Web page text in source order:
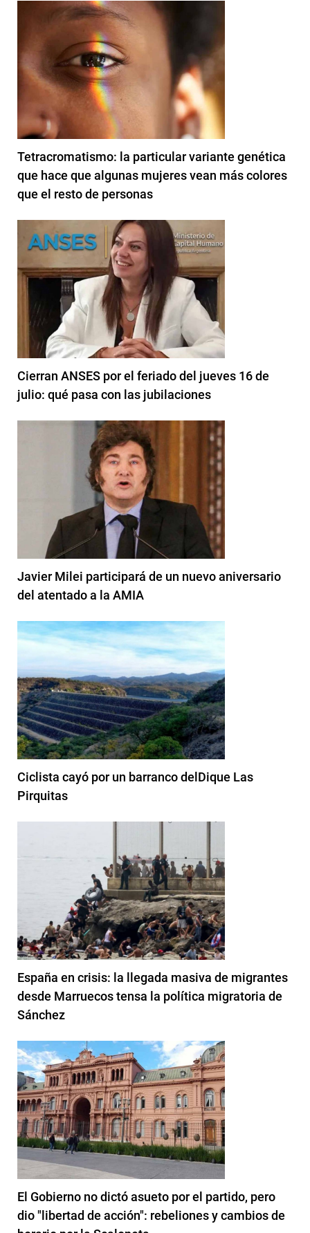
Tetracromatismo: la particular variante genética
que hace que algunas mujeres vean más colores
que el resto de personas
Cierran ANSES por el feriado del jueves 16 de
julio: qué pasa con las jubilaciones
Javier Milei participará de un nuevo aniversario
del atentado a la AMIA
Ciclista cayó por un barranco delDique Las
Pirquitas
España en crisis: la llegada masiva de migrantes
desde Marruecos tensa la política migratoria de
Sánchez
El Gobierno no dictó asueto por el partido, pero
dio "libertad de acción": rebeliones y cambios de